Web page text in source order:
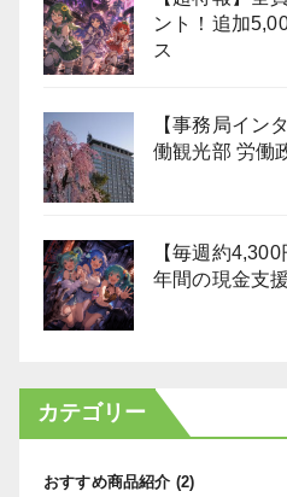
ント！追加
ス
【事務局イン
働観光部 労働
【毎週約
年間の現金支援
カテゴリー
おすすめ商品紹介 (2)